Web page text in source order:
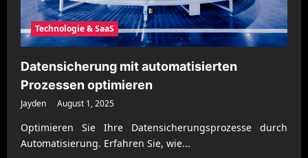
Technologie & SaaS
Datensicherung mit automatisierten
Prozessen optimieren
Jayden August 1, 2025
Optimieren Sie Ihre Datensicherungsprozesse durch
Automatisierung. Erfahren Sie, wie...